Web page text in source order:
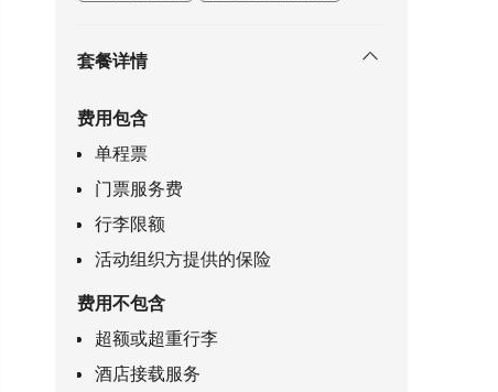
套餐详情
费用包含
单程票
门票服务费
行李限额
活动组织方提供的保险
费用不包含
超额或超重行李
酒店接载服务